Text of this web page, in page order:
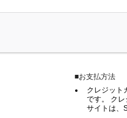
■お支払方法
クレジット
です。 ク
サイトは、